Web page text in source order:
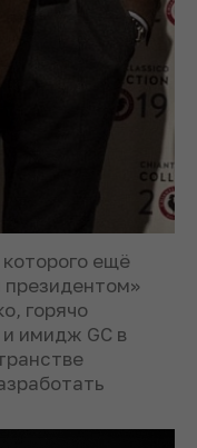
ещё
президентом»
горячо
имидж GC в